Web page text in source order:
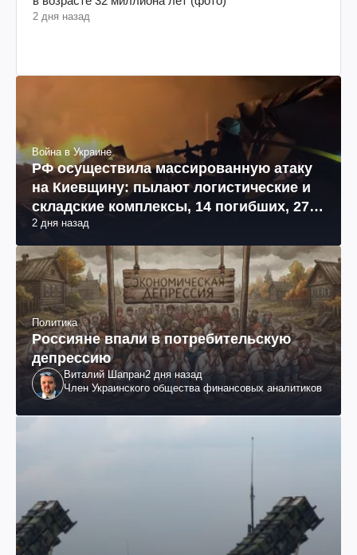
2 дня назад
Война в Украине
РФ осуществила массированную атаку
на Киевщину: пылают логистические и
складские комплексы, 14 погибших, 27
раненых (фото, видео)
2 дня назад
Политика
Россияне впали в потребительскую
депрессию
Виталий Шапран2 дня назад
Член Украинского общества финансовых аналитиков